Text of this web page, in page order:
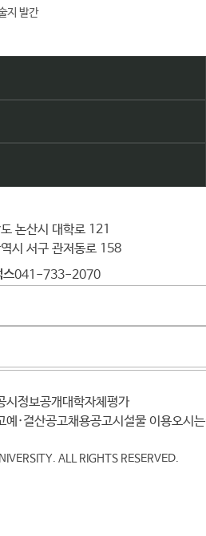
지 발간
논산시 대학로 121
역시 서구 관저동로 158
팩스 041-733-2070
시 정보공개
대학자체평가
예·결산공고 채용공고 시설물 이용
오시
ALL RIGHTS RESERVED.